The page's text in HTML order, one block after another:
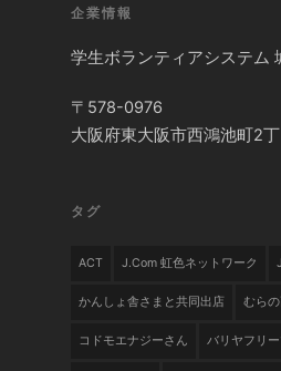
企業情報
学生ボランティアシステム
〒578-0976
大阪府東大阪市西鴻池町2
タグ
ACT J.com 虹色ネットワーク
かんしょ舎さまと共同出店 むら
コドモエナジーさん バリヤフリ